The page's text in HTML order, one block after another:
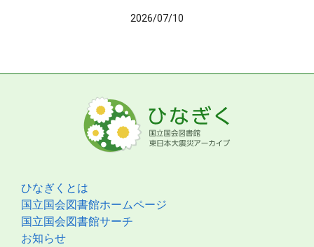
2026/07/10
ひなぎくとは
国立国会図書館ホームページ
国立国会図書館サーチ
お知らせ